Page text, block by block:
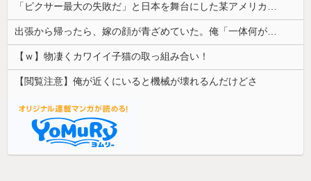
「ピクサー最大の失敗だ」と日本を舞台にした某アメリカ産アニメが話題に、日本と韓国の両方に失礼すぎるわ……
出張から帰ったら、嫁の顔が青ざめていた。俺「一体何があったんだ？」嫁「…」→子供たちに話を聞くと…
【ｗ】物凄くカワイイ子猫の取っ組み合い！
【閲覧注意】俺が近くにいると機械が壊れるんだけどさ